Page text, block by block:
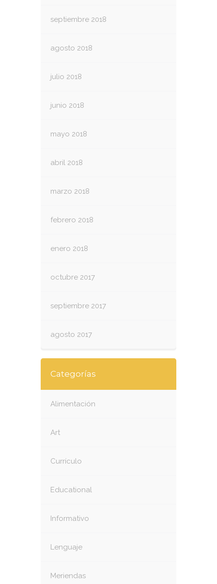
septiembre 2018
agosto 2018
julio 2018
junio 2018
mayo 2018
abril 2018
marzo 2018
febrero 2018
enero 2018
octubre 2017
septiembre 2017
agosto 2017
Categorías
Alimentación
Art
Currículo
Educational
Informativo
Lenguaje
Meriendas